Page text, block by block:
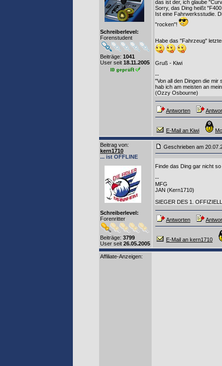
Schreiberlevel:
Forenstudent
Beiträge: 1041
User seit 18.11.2005
das ist der, ich glaube
Sorry, das Ding heißt
Ist eine Fahrwerksstudie.
"rocken"!
Habe das "Fahrzeug"
Gruß - Kiwi
--
"Von all den Dingen die mir
hab ich am meisten an
(Ozzy Osbourne)
Antworten
E-Mail an Kiwi
Beitrag von:
kern1710
... ist OFFLINE
Schreiberlevel:
Forenritter
Beiträge: 3799
User seit 26.05.2005
Geschrieben am
Finde das Ding gar nicht
--
MFG
JAN (Kern1710)
SIEGER DES 1.
Antworten
E-Mail an kern1710
Affiliate-Anzeigen: